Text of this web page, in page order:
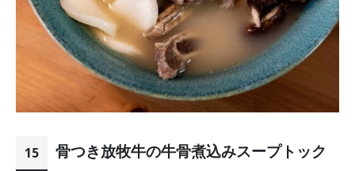
15 骨つき放牧牛の牛骨煮込みスープトック